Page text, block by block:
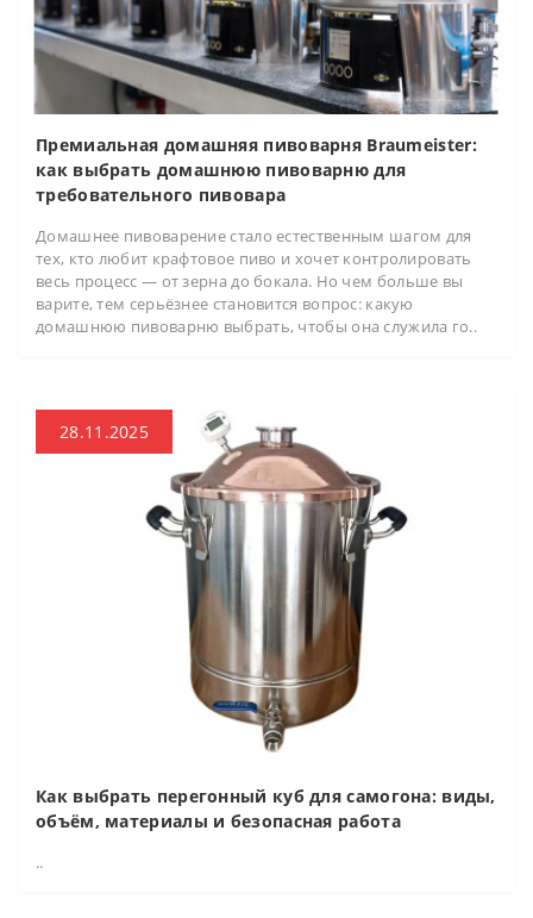
Премиальная домашняя пивоварня Braumeister:
как выбрать домашнюю пивоварню для
требовательного пивовара
Домашнее пивоварение стало естественным шагом для
тех, кто любит крафтовое пиво и хочет контролировать
весь процесс — от зерна до бокала. Но чем больше вы
варите, тем серьёзнее становится вопрос: какую
домашнюю пивоварню выбрать, чтобы она служила го..
28.11.2025
Как выбрать перегонный куб для самогона: виды,
объём, материалы и безопасная работа
..